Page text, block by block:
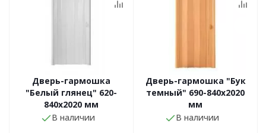
Дверь-гармошка
"Белый глянец" 620-
840х2020 мм
В наличии
Дверь-гармошка "Бук
темный" 690-840х2020
мм
В наличии